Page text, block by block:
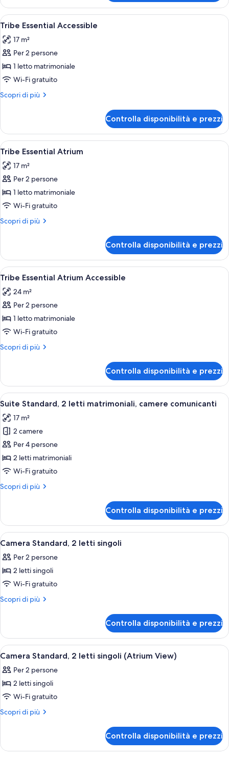
Extra
Apri
tutte
le
foto
per
Tribe
Essential
Accessible
Camera d'albergo con un letto
12
Tribe Essential Accessible
17 m²
Per 2 persone
1 letto matrimoniale
Wi-Fi gratuito
Scopri di più
Altri
Essential
Accessible
Controlla disponibilità e prezzi
Apri
tutte
le
foto
per
Tribe
Essential
Atrium
Una camera d'hotel moderna con
13
Tribe Essential Atrium
17 m²
Per 2 persone
1 letto matrimoniale
Wi-Fi gratuito
Scopri di più
Altri
Essential
Atrium
Controlla disponibilità e prezzi
Apri
tutte
le
foto
per
Tribe
Essential
Atrium
Camera d'albergo con un letto
8
Tribe Essential Atrium Accessible
24 m²
Per 2 persone
1 letto matrimoniale
Wi-Fi gratuito
Scopri di più
Altri
Essential
Atrium
Accessible
Controlla disponibilità e prezzi
Apri
tutte
le
foto
per
Suite
Standard,
letti
comunicanti
Camera d'albergo con pavimento in
18
Suite Standard, 2 letti matrimoniali, camere comunicanti
17 m²
2 camere
Per 4 persone
2 letti matrimoniali
Wi-Fi gratuito
Scopri di più
Altri
Standard,
letti
camere
comunicanti
Controlla disponibilità e prezzi
Apri
tutte
le
foto
per
Camera
letti
singoli
Una camera d'albergo con due letti,
10
Camera Standard, 2 letti singoli
Per 2 persone
2 letti singoli
Wi-Fi gratuito
Scopri di più
Altri
Standard,
letti
Controlla disponibilità e prezzi
Apri
tutte
le
foto
per
Camera
letti
Camera d'albergo con due letti, una
10
Camera Standard, 2 letti singoli (Atrium View)
Per 2 persone
2 letti singoli
Wi-Fi gratuito
Scopri di più
Altri
Standard,
Controlla disponibilità e prezzi